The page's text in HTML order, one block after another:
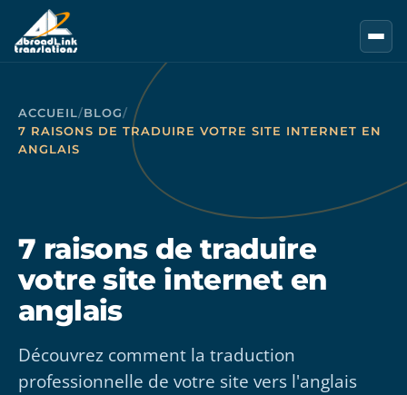
Aller au contenu principal
ACCUEIL/BLOG/
7 RAISONS DE TRADUIRE VOTRE SITE INTERNET EN
ANGLAIS
7 raisons de traduire
votre site internet en
anglais
Découvrez comment la traduction
professionnelle de votre site vers l'anglais